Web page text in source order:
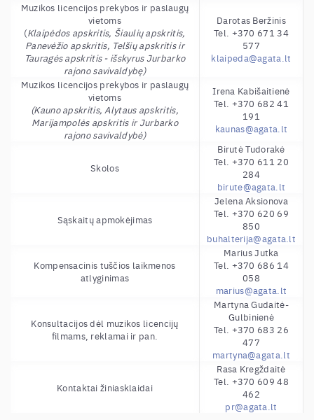
Muzikos licencijos prekybos ir paslaugų
vietoms
(Klaipėdos apskritis, Šiaulių apskritis,
Panevėžio apskritis, Telšių apskritis ir
Tauragės apskritis - išskyrus Jurbarko
rajono savivaldybę)
Darotas Beržinis
Tel. +370 671 34
577
klaipeda@agata.lt
Muzikos licencijos prekybos ir paslaugų
vietoms
(Kauno apskritis, Alytaus apskritis,
Marijampolės apskritis ir Jurbarko
rajono savivaldybė)
Irena Kabišaitienė
Tel. +370 682 41
191
kaunas@agata.lt
Skolos
Birutė Tudorakė
Tel. +370 611 20
284
birute@agata.lt
Sąskaitų apmokėjimas
Jelena Aksionova
Tel. +370 620 69
850
buhalterija@agata.lt
Kompensacinis tuščios laikmenos
atlyginimas
Marius Jutka
Tel. +370 686 14
058
marius@agata.lt
Konsultacijos dėl muzikos licencijų
filmams, reklamai ir pan.
Martyna Gudaitė-
Gulbinienė
Tel. +370 683 26
477
martyna@agata.lt
Kontaktai žiniasklaidai
Rasa Kregždaitė
Tel. +370 609 48
462
pr@agata.lt